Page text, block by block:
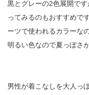
黒とグレーの2色展開で
ってみるのもおすすめで
ーツで使われるカラーな
明るい色なので夏っぽさ
男性が着こなしを大人っ